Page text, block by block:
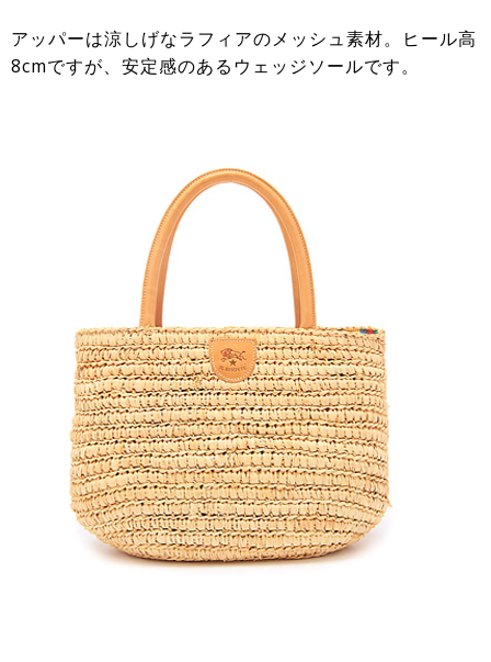
アッパーは涼しげなラフィアのメッシュ素材。ヒール高
8cmですが、安定感のあるウェッジソールです。